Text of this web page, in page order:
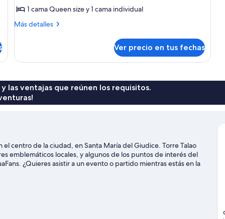
triple
clásica
1 cama Queen size y 1 cama individual
Más detalles
Más
triple
Ver precio en tus fechas
las ventajas que reúnen los requisitos.
centro de la ciudad, en Santa María del Giudice. Torre Talao
emblemáticos locales, y algunos de los puntos de interés del
¿Quieres asistir a un evento o partido mientras estás en la
Lao Action Raft, o puedes salir una noche a Teatro de los